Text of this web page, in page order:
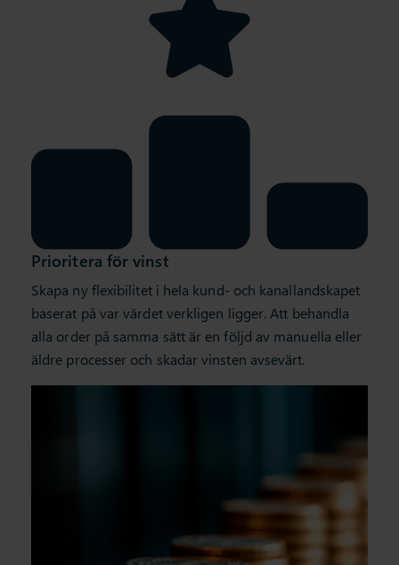
Prioritera för vinst
Skapa ny flexibilitet i hela kund- och kanallandskapet
baserat på var värdet verkligen ligger. Att behandla
alla order på samma sätt är en följd av manuella eller
äldre processer och skadar vinsten avsevärt.